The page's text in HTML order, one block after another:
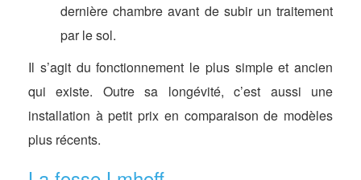
dernière chambre avant de subir un traitement
par le sol.
Il s’agit du fonctionnement le plus simple et ancien
qui existe. Outre sa longévité, c’est aussi une
installation à petit prix en comparaison de modèles
plus récents.